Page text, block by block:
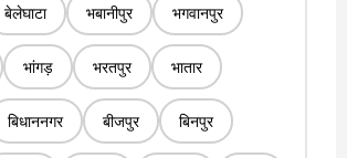
बेलेघाटा भबानीपुर भगवानपुर
भांगड़ भरतपुर भातार
बिधाननगर बीजपुर बिनपुर